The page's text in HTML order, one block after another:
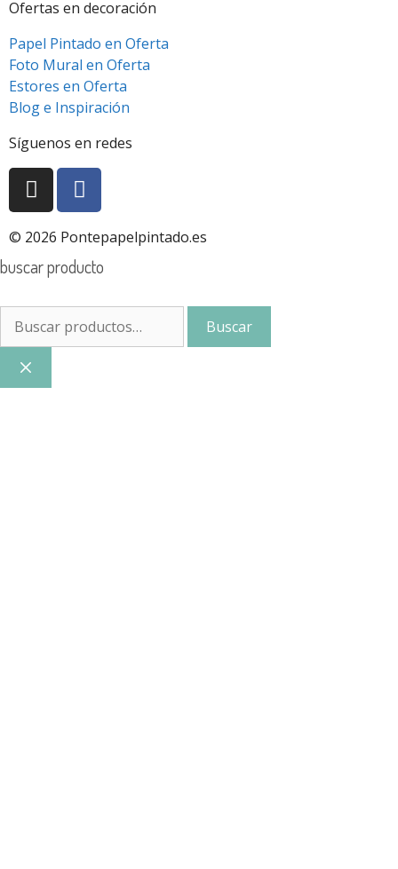
Ofertas en decoración
Papel Pintado en Oferta
Foto Mural en Oferta
Estores en Oferta
Blog e Inspiración
Síguenos en redes
© 2026 Pontepapelpintado.es
buscar producto
Buscar